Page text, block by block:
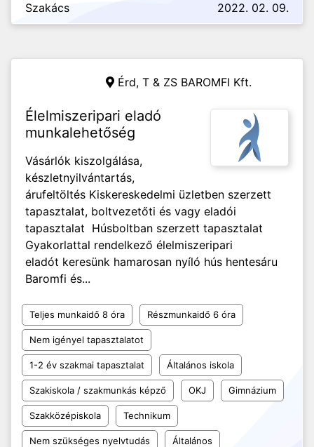
Szakács 2022. 02. 09.
Érd, T & ZS BAROMFI Kft.
Élelmiszeripari eladó
munkalehetőség
Vásárlók kiszolgálása,
készletnyilvántartás,
árufeltöltés Kiskereskedelmi üzletben szerzett
tapasztalat, boltvezetőti és vagy eladói
tapasztalat Húsboltban szerzett tapasztalat
Gyakorlattal rendelkező élelmiszeripari
eladót keresünk hamarosan nyíló hús hentesáru
Baromfi és...
Teljes munkaidő 8 óra Részmunkaidő 6 óra
Nem igényel tapasztalatot
1-2 év szakmai tapasztalat Általános iskola
Szakiskola / szakmunkás képző OKJ Gimnázium
Szakközépiskola Technikum
Nem szükséges nyelvtudás Általános